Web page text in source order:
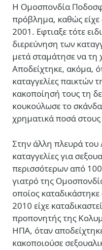
Η Ομοσπονδία
πρόβλημα, καθώς είχε
2001. Εφτιαξε τότε
διερεύνηση των
μετά σταμάτησε να τη
Αποδείχτηκε, ακόμα,
καταγγελίες παικτών
κακοποίησή τους τη
κουκούλωσε το
χρηματικά ποσά στους
Στην άλλη πλευρά του
καταγγελίες για
περισσότερων από
γιατρό της
οποίος
2010 είχε
προπονητής της
ΗΠΑ, όταν αποδείχτηκε
κακοποιούσε